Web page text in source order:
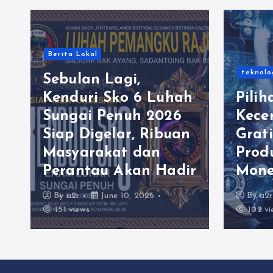
Berita Lokal
Sebulan Lagi,
Kenduri Sko 6 Luhah
Sungai Penuh 2026
Siap Digelar, Ribuan
Masyarakat dan
Perantau Akan Hadir
Bya2r
June 10, 2026
151 views
Bya2r
102